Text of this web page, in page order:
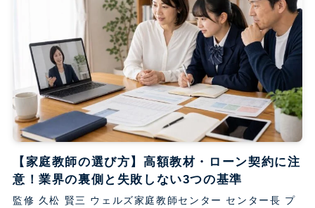
【家庭教師の選び方】高額教材・ローン契約に注
意！業界の裏側と失敗しない3つの基準
監修 久松 賢三 ウェルズ家庭教師センター センター長 プ